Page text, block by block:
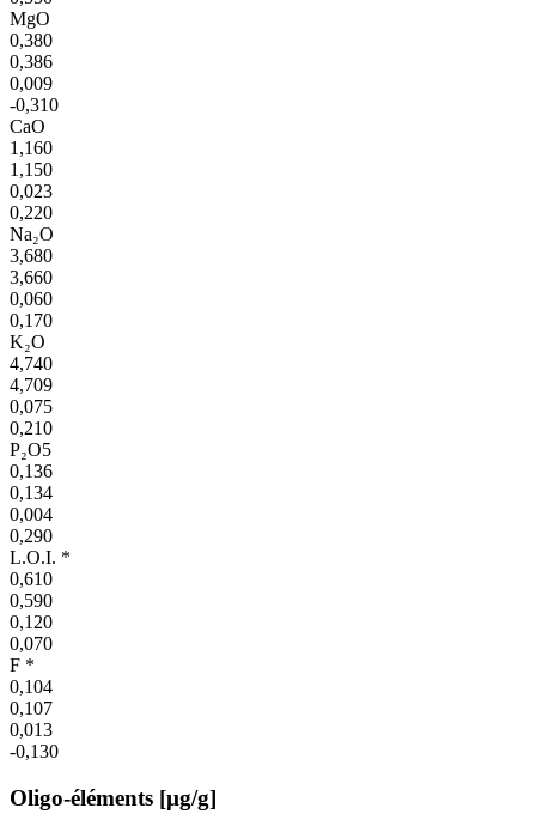
MgO
0,380
0,386
0,009
-0,310
CaO
1,160
1,150
0,023
0,220
Na₂O
3,680
3,660
0,060
0,170
K₂O
4,740
4,709
0,075
0,210
P₂O5
0,136
0,134
0,004
0,290
L.O.I. *
0,610
0,590
0,120
0,070
F *
0,104
0,107
0,013
-0,130
Oligo-éléments [µg/g]